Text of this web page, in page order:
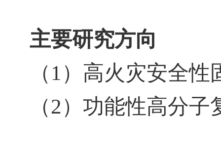
主要研究方向
（1）高火灾安全性
（2）功能性高分子